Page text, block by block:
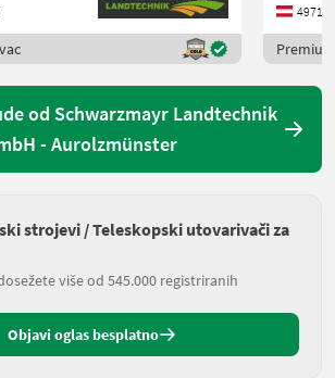
4971
od Schwarzmayr Landtechnik
- Aurolzmünster
strojevi / Teleskopski utovarivači za
više od 545.000 registriranih
Objavi oglas besplatno